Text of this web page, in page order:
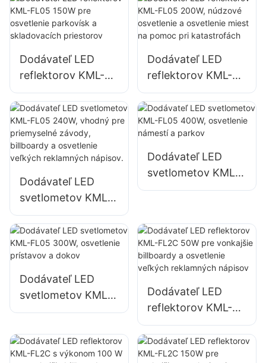
budov a osvetlenie
otvorených
budov a stavenísk
Dodávateľ LED
reflektorov KML-
FL05 150W pre
osvetlenie
parkovísk a
skladovacích
priestorov
Dodávateľ LED
reflektorov KML-
FL05 200W,
núdzové osvetlenie
a osvetlenie miest
na pomoc pri
katastrofách
Dodávateľ LED
svetlometov KML-
FL05 240W,
vhodný pre
priemyselné
závody, billboardy
a osvetlenie
veľkých
reklamných
Dodávateľ LED
svetlometov KML-
FL05 400W,
a parkov
Dodávateľ LED
svetlometov KML-
FL05 300W,
prístavov a dokov
Dodávateľ LED
reflektorov KML-
FL2C 50W pre
vonkajšie billboardy
a osvetlenie